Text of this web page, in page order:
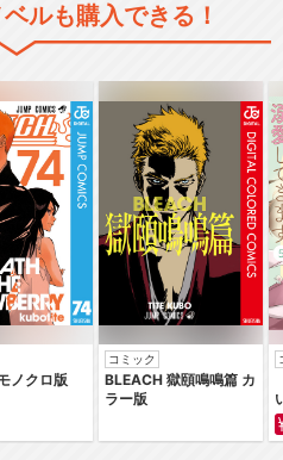
じるルも購入できる！
ノクロ版
コミック
BLEACH 獄頤鳴鳴篇 カ
ラー版